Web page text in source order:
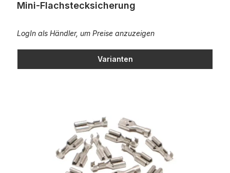
Mini-Flachstecksicherung
LogIn als Händler, um Preise anzuzeigen
Varianten